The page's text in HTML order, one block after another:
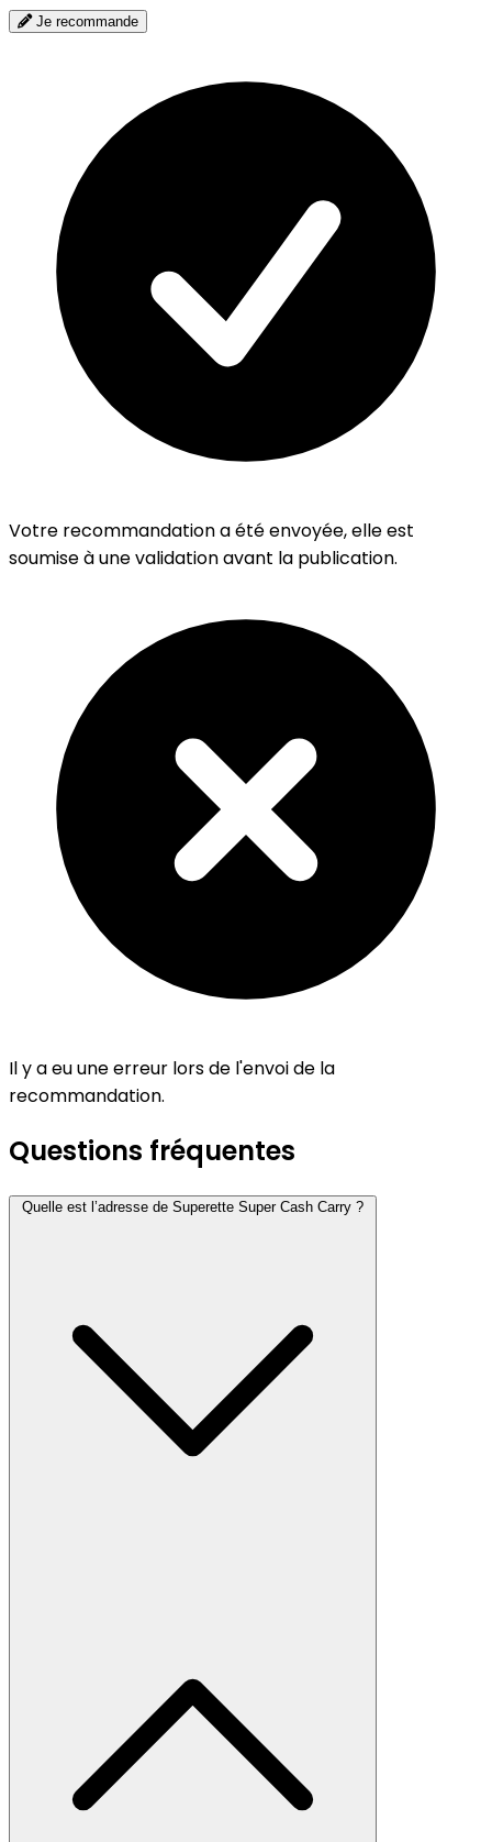
Je recommande
Votre recommandation a été envoyée, elle est
soumise à une validation avant la publication.
Il y a eu une erreur lors de l'envoi de la
recommandation.
Questions fréquentes
Quelle est l’adresse de Superette Super Cash Carry ?